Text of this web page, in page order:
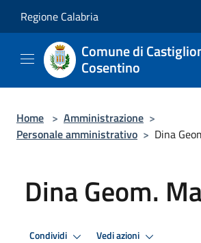
Regione Calabria
Comune di
Cosentino
Home > Amministrazione >
Personale amministrativo > Dina
Dina Geom.
Condividi Vedi azioni